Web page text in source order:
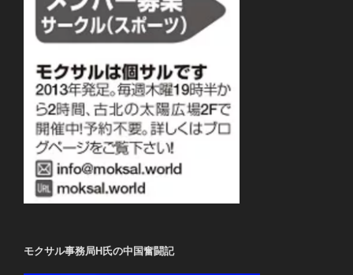
モクサル事務局H氏の中国奮闘記